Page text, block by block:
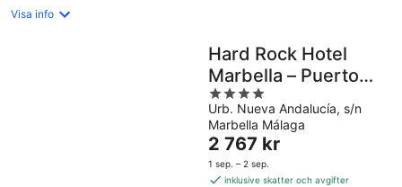
Visa info
Hard Rock Hotel
Marbella – Puerto
Banús
4
out
of
5
Urb. Nueva Andalucía, s/n
Marbella Málaga
Priset
är
2 767 kr
2 767 kr
1 sep. – 2 sep.
inklusive skatter och avgifter